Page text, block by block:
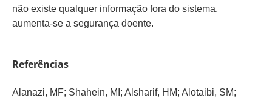
não existe qualquer informação fora do sistema,
aumenta-se a segurança doente.
Referências
Alanazi, MF; Shahein, MI; Alsharif, HM; Alotaibi, SM;